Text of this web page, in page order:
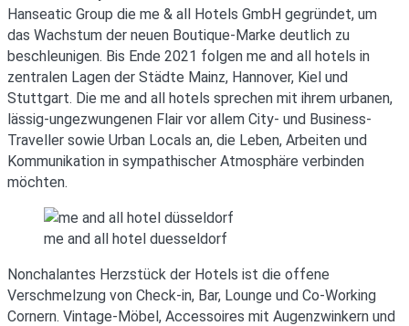
Hanseatic Group die me & all Hotels GmbH gegründet, um
das Wachstum der neuen Boutique-Marke deutlich zu
beschleunigen. Bis Ende 2021 folgen me and all hotels in
zentralen Lagen der Städte Mainz, Hannover, Kiel und
Stuttgart. Die me and all hotels sprechen mit ihrem urbanen,
lässig-ungezwungenen Flair vor allem City- und Business-
Traveller sowie Urban Locals an, die Leben, Arbeiten und
Kommunikation in sympathischer Atmosphäre verbinden
möchten.
me and all hotel duesseldorf
Nonchalantes Herzstück der Hotels ist die offene
Verschmelzung von Check-in, Bar, Lounge und Co-Working
Cornern. Vintage-Möbel, Accessoires mit Augenzwinkern und